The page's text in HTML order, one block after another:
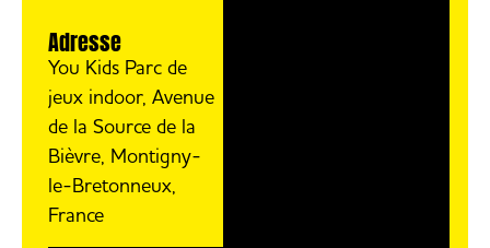
Adresse
You Kids Parc de
jeux indoor, Avenue
de la Source de la
Bièvre, Montigny-
le-Bretonneux,
France